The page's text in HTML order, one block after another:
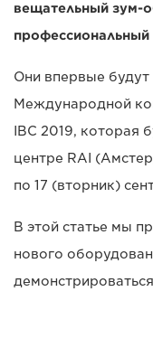
вещательный зум-
профессиональный
Они впервые будут
Международной
IBC 2019, которая
центре RAI
по 17 (вторник)
В этой статье мы
нового